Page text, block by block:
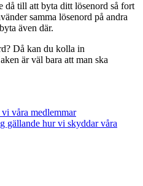
då till att byta ditt lösenord så fort
samma lösenord på andra
även där.
Då kan du kolla in
är väl bara att man ska
våra medlemmar
gällande hur vi skyddar våra